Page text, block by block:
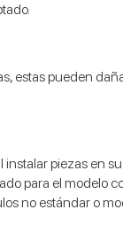
estas pueden
piezas en
para el modelo
no estándar o